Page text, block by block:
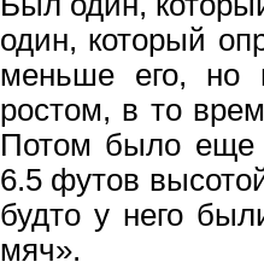
один, который
меньше его, но
ростом, в то
Потом было еще
6.5 футов
будто у него
мяч».